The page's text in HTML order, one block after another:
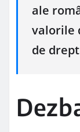
ale
valorile
de